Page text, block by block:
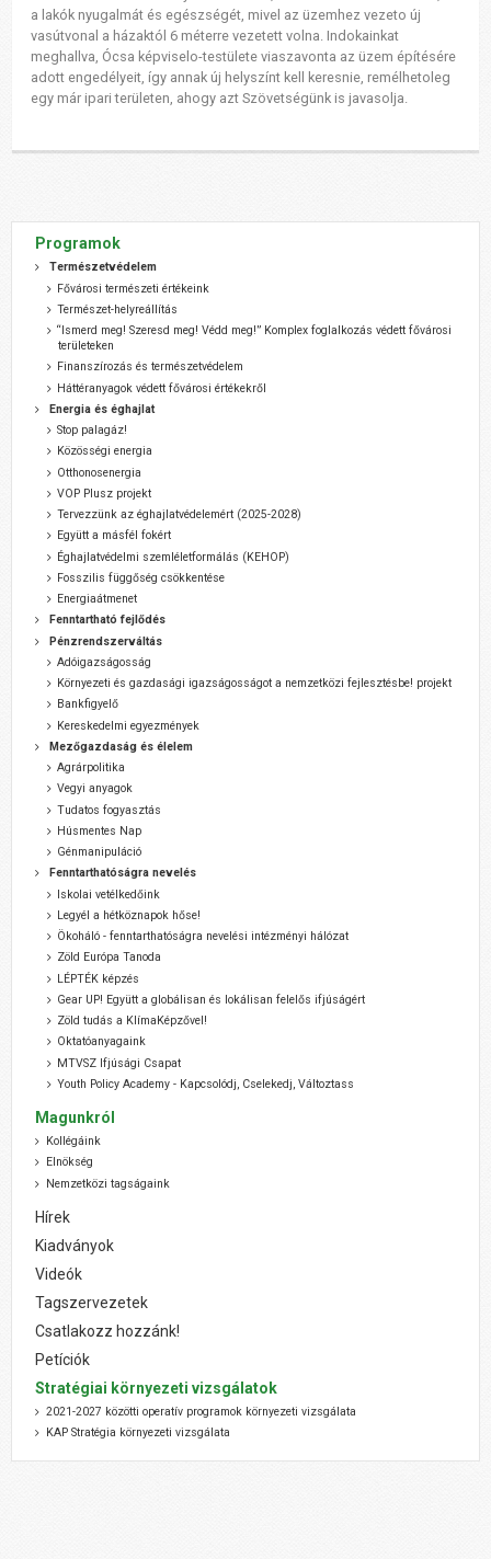
a lakók nyugalmát és egészségét, mivel az üzemhez vezeto új
vasútvonal a házaktól 6 méterre vezetett volna. Indokainkat
meghallva, Ócsa képviselo-testülete viaszavonta az üzem építésére
adott engedélyeit, így annak új helyszínt kell keresnie, remélhetoleg
egy már ipari területen, ahogy azt Szövetségünk is javasolja.
Programok
Természetvédelem
Fővárosi természeti értékeink
Természet-helyreállítás
“Ismerd meg! Szeresd meg! Védd meg!” Komplex foglalkozás védett fővárosi
területeken
Finanszírozás és természetvédelem
Háttéranyagok védett fővárosi értékekről
Energia és éghajlat
Stop palagáz!
Közösségi energia
Otthonosenergia
VOP Plusz projekt
Tervezzünk az éghajlatvédelemért (2025-2028)
Együtt a másfél fokért
Éghajlatvédelmi szemléletformálás (KEHOP)
Fosszilis függőség csökkentése
Energiaátmenet
Fenntartható fejlődés
Pénzrendszerváltás
Adóigazságosság
Környezeti és gazdasági igazságosságot a nemzetközi fejlesztésbe! projekt
Bankfigyelő
Kereskedelmi egyezmények
Mezőgazdaság és élelem
Agrárpolitika
Vegyi anyagok
Tudatos fogyasztás
Húsmentes Nap
Génmanipuláció
Fenntarthatóságra nevelés
Iskolai vetélkedőink
Legyél a hétköznapok hőse!
Ökoháló - fenntarthatóságra nevelési intézményi hálózat
Zöld Európa Tanoda
LÉPTÉK képzés
Gear UP! Együtt a globálisan és lokálisan felelős ifjúságért
Zöld tudás a KlímaKépzővel!
Oktatóanyagaink
MTVSZ Ifjúsági Csapat
Youth Policy Academy - Kapcsolódj, Cselekedj, Változtass
Magunkról
Kollégáink
Elnökség
Nemzetközi tagságaink
Hírek
Kiadványok
Videók
Tagszervezetek
Csatlakozz hozzánk!
Petíciók
Stratégiai környezeti vizsgálatok
2021-2027 közötti operatív programok környezeti vizsgálata
KAP Stratégia környezeti vizsgálata